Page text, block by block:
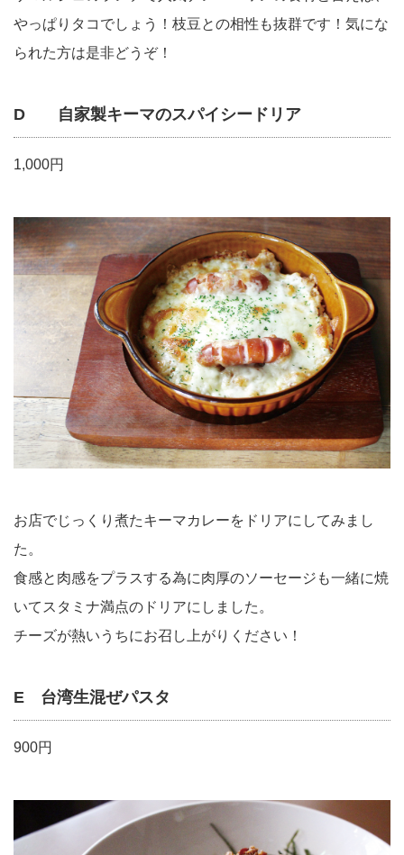
やっぱりタコでしょう！枝豆との相性も抜群です！気にな
られた方は是非どうぞ！
D 自家製キーマのスパイシードリア
1,000円
お店でじっくり煮たキーマカレーをドリアにしてみまし
た。
食感と肉感をプラスする為に肉厚のソーセージも一緒に焼
いてスタミナ満点のドリアにしました。
チーズが熱いうちにお召し上がりください！
E 台湾生混ぜパスタ
900円